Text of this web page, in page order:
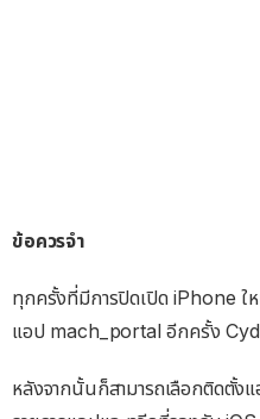
ข้อควรจำ
ทุกครั้งที่มีการปิดเปิด iPhone ให
แอป mach_portal อีกครั้ง
หลังจากนั้นก็สามารถเลือกติดตั้ง